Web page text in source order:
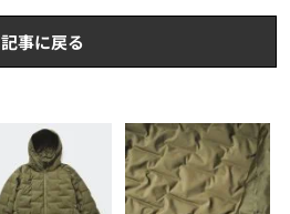
記事に戻る